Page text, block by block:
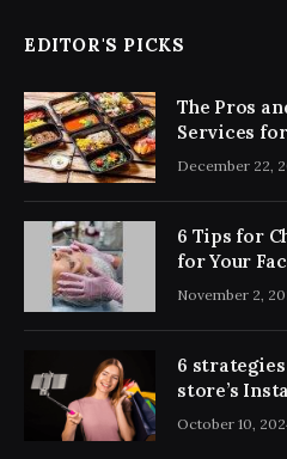
EDITOR'S PICKS
The Pros
Services
December 22,
6 Tips for
for Your
November 2,
6
store’s
October 10,